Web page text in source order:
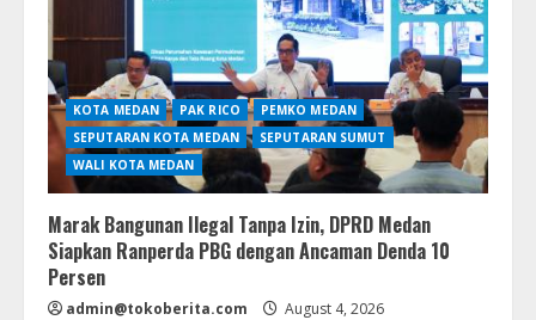
KOTA MEDAN PAK RICO
PEMKO MEDAN
SEPUTARAN KOTA MEDAN
SEPUTARAN SUMUT
WALI KOTA MEDAN
Marak Bangunan Ilegal Tanpa Izin, DPRD Medan
Siapkan Ranperda PBG dengan Ancaman Denda 10
Persen
admin@tokoberita.com August 4, 2026